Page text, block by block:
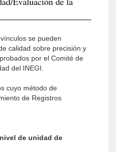
se pueden
calidad sobre precisión y
por el Comité de
del INEGI.
cuyo método de
de Registros
de unidad de